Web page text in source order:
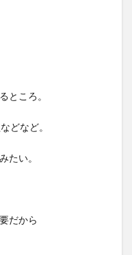
ところ。
どなど。
たい。
だから